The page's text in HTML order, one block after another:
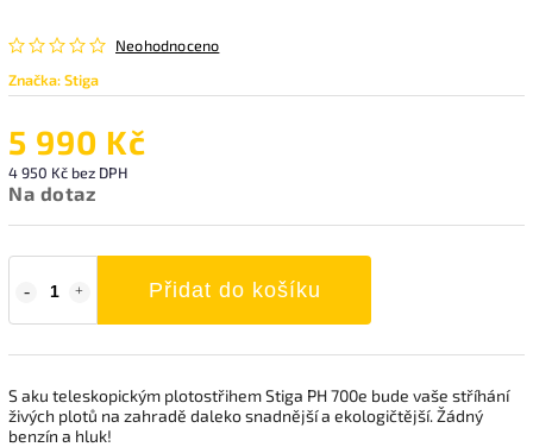
Neohodnoceno
Značka:Stiga
5 990 Kč
4 950 Kč bez DPH
Na dotaz
Přidat do košíku
S aku teleskopickým plotostřihem Stiga PH 700e bude vaše stříhání
živých plotů na zahradě daleko snadnější a ekologičtější. Žádný
benzín a hluk!